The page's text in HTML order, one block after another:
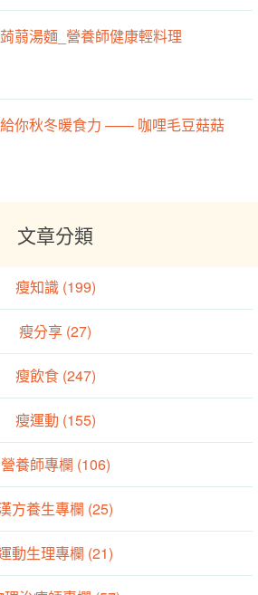
蒻湯麵_營養師健康輕料理
你秋冬暖食力 —— 咖哩毛豆菇菇
文章分類
瘦知識 (199)
瘦分享 (27)
瘦飲食 (247)
瘦運動 (155)
營養師專欄 (106)
方養生專欄 (25)
動生理專欄 (21)